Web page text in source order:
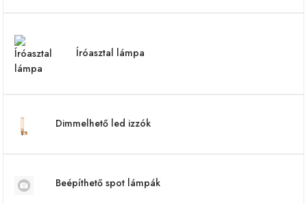
Íróasztal lámpa
Dimmelhető led izzók
Beépíthető spot lámpák